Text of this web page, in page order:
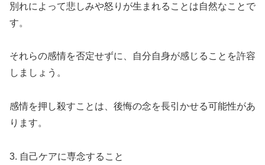
別れによって悲しみや怒りが生まれることは自然なことで
す。
それらの感情を否定せずに、自分自身が感じることを許容
しましょう。
感情を押し殺すことは、後悔の念を長引かせる可能性があ
ります。
3. 自己ケアに専念すること